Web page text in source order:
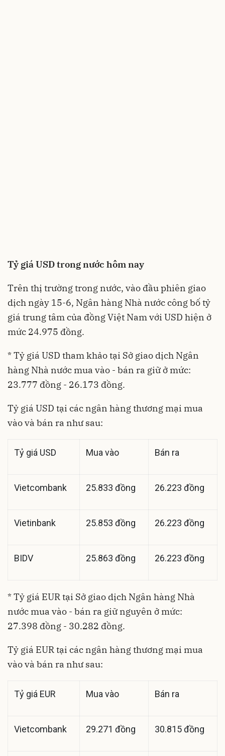
Tỷ giá USDtrong nước hôm nay
Trên thị trường trong nước, vào đầu phiên giao
dịch ngày 15-6, Ngân hàng Nhà nước công bố tỷ
giá trung tâm của đồng Việt Nam với USD hiện ở
mức 24.975 đồng.
* Tỷ giá USD tham khảo tại Sở giao dịch Ngân
hàng Nhà nước mua vào - bán ra giữ ở mức:
23.777 đồng - 26.173 đồng.
Tỷ giá USD tại các ngân hàng thương mại mua
vào và bán ra như sau:
Tỷ giá USD Mua vào Bán ra
Vietcombank 25.833 đồng 26.223 đồng
Vietinbank 25.853 đồng 26.223 đồng
BIDV 25.863 đồng 26.223 đồng
* Tỷ giá EUR tại Sở giao dịch Ngân hàng Nhà
nước mua vào - bán ra giữ nguyên ở mức:
27.398 đồng - 30.282 đồng.
Tỷ giá EUR tại các ngân hàng thương mại mua
vào và bán ra như sau:
Tỷ giá EUR Mua vào Bán ra
Vietcombank 29.271 đồng 30.815 đồng